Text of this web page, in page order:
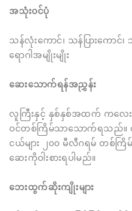
အသုံးဝင်ပုံ
သန်လုံးကောင်၊ သန်ပြားကော
ရောဂါအမျိုးမျိုး
ဆေးသောက်ရန်အညွှန်း
လူကြီးနှင့် နှစ်နှစ်အထက် ကလေး
ဝင်တစ်ကြိမ်သာသောက်ရသည်။
ငယ်များ ၂၀၀ မီလီဂရမ် တစ်က
ဆေးကိုဝါးစားရပါမည်။
ဘေးထွက်ဆိုးကျိုးများ